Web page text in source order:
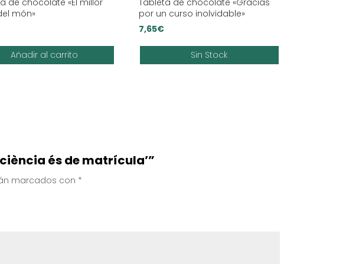
món»
Añadir al carrito
por un curso inolvidable»
7,65€
Sin Stock
és de matrícula’”
marcados con *